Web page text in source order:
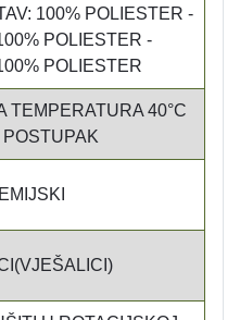
100% POLIESTER -
POLIESTER -
POLIESTER
TEMPERATURA 40°C